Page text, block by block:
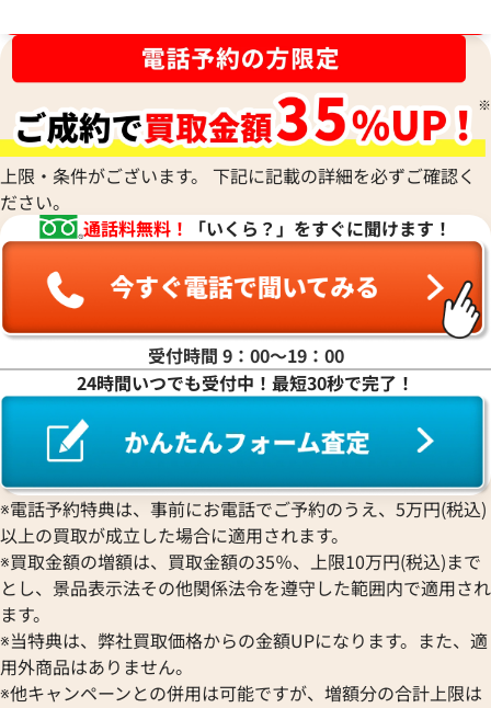
上限・条件がございます。 下記に記載の詳細を必ずご確認く
ださい。
通話料無料！
「いくら？」をすぐに聞けます！
受付時間 9：00〜19：00
24時間いつでも受付中！最短30秒で完了！
※電話予約特典は、事前にお電話でご予約のうえ、5万円(税込)
以上の買取が成立した場合に適用されます。
※買取金額の増額は、買取金額の35％、上限10万円(税込)まで
とし、景品表示法その他関係法令を遵守した範囲内で適用され
ます。
※当特典は、弊社買取価格からの金額UPになります。また、適
用外商品はありません。
※他キャンペーンとの併用は可能ですが、増額分の合計上限は